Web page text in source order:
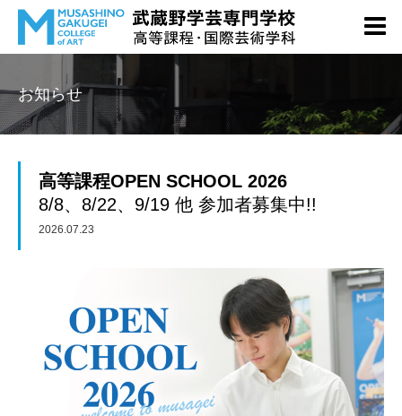
お知らせ
高等課程OPEN SCHOOL 2026
8/8、8/22、9/19 他 参加者募集中!!
2026.07.23